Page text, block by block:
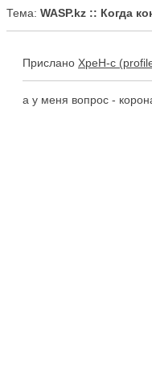
Тема: WASP.kz :: Когда
Прислано XpeH-c
а у меня вопрос -